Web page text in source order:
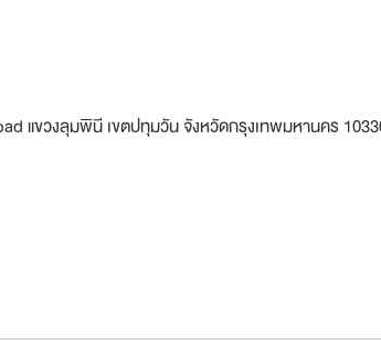
แขวงลุมพินี เขตปทุมวัน จังหวัดกรุงเทพมหานคร